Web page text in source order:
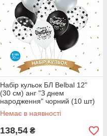
Набір кульок БЛ Belbal 12"
(30 см) анг "З днем
народження" чорний (10 шт)
Немає в наявності
138,54 ₴